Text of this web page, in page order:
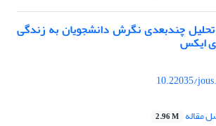
چندبعدی نگرش دانشجویان به زندگی
ایکس
10.22035/
مقاله 2.96 M